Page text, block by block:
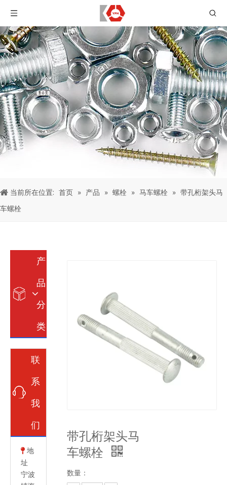
当前所在位置: 首页 » 产品 » 螺栓 » 马车螺栓 » 带孔桁架头马
车螺栓
产
品
分
类
联
系
我
们
 地
址
宁波
带孔桁架头马
车螺栓
数量：